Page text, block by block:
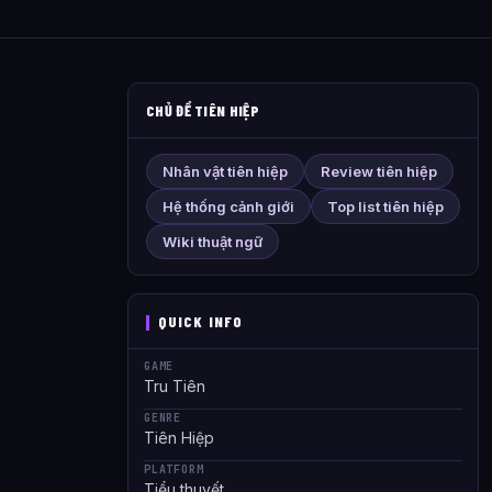
CHỦ ĐỀ TIÊN HIỆP
Nhân vật tiên hiệp
Review tiên hiệp
Hệ thống cảnh giới
Top list tiên hiệp
Wiki thuật ngữ
QUICK INFO
GAME
Tru Tiên
GENRE
Tiên Hiệp
PLATFORM